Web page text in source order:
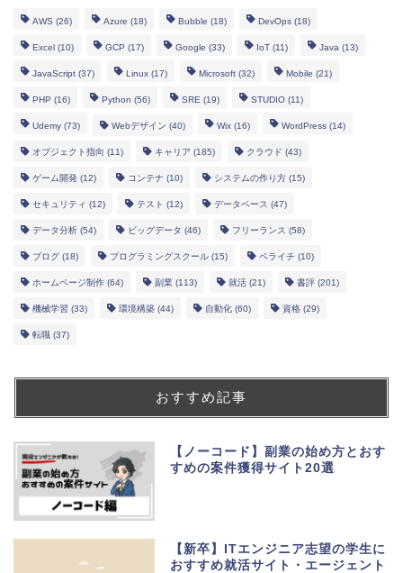
AWS (26) Azure (18) Bubble (18) DevOps (18)
Excel (10) GCP (17) Google (33) IoT (11) Java (13)
JavaScript (37) Linux (17) Microsoft (32) Mobile (21)
PHP (16) Python (56) SRE (19) STUDIO (11)
Udemy (73) Webデザイン (40) Wix (16) WordPress (14)
オブジェクト指向 (11) キャリア (185) クラウド (43)
ゲーム開発 (12) コンテナ (10) システムの作り方 (15)
セキュリティ (12) テスト (12) データベース (47)
データ分析 (54) ビッグデータ (46) フリーランス (58)
ブログ (18) プログラミングスクール (15) ペライチ (10)
ホームページ制作 (64) 副業 (113) 就活 (21) 書評 (201)
機械学習 (33) 環境構築 (44) 自動化 (60) 資格 (29)
転職 (37)
おすすめ記事
【ノーコード】副業の始め方とおす
すめの案件獲得サイト20選
【新卒】ITエンジニア志望の学生に
おすすめ就活サイト・エージェント